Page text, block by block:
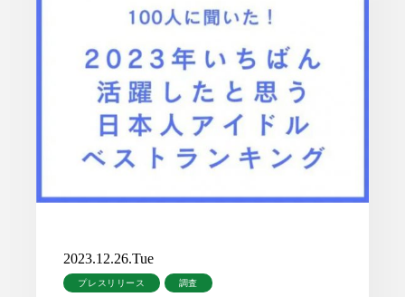
2023.12.26.Tue
プレスリリース 調査